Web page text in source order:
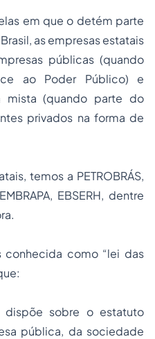
em que o detém parte
as empresas estatais
públicas (quando
ao Poder Público) e
mista (quando parte do
privados na forma de
temos a PETROBRÁS,
EBSERH, dentre
conhecida como “lei das
dispõe sobre o estatuto
pública, da sociedade